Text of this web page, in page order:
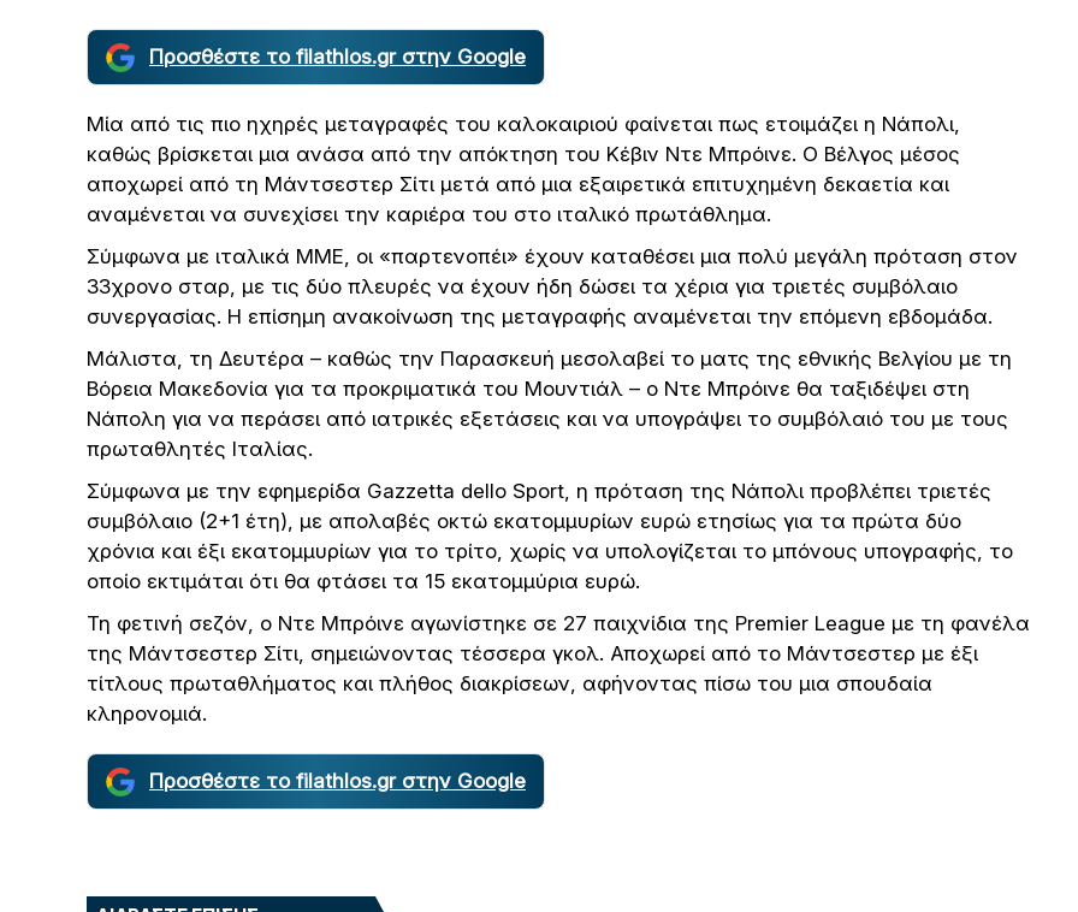
Προσθέστε το filathlos.gr στην Google
Μία από τις πιο ηχηρές μεταγραφές του καλοκαιριού φαίνεται πως ετοιμάζει η Νάπολι,
καθώς βρίσκεται μια ανάσα από την απόκτηση του Κέβιν Ντε Μπρόινε. Ο Βέλγος μέσος
αποχωρεί από τη Μάντσεστερ Σίτι μετά από μια εξαιρετικά επιτυχημένη δεκαετία και
αναμένεται να συνεχίσει την καριέρα του στο ιταλικό πρωτάθλημα.
Σύμφωνα με ιταλικά ΜΜΕ, οι «παρτενοπέι» έχουν καταθέσει μια πολύ μεγάλη πρόταση στον
33χρονο σταρ, με τις δύο πλευρές να έχουν ήδη δώσει τα χέρια για τριετές συμβόλαιο
συνεργασίας. Η επίσημη ανακοίνωση της μεταγραφής αναμένεται την επόμενη εβδομάδα.
Μάλιστα, τη Δευτέρα – καθώς την Παρασκευή μεσολαβεί το ματς της εθνικής Βελγίου με τη
Βόρεια Μακεδονία για τα προκριματικά του Μουντιάλ – ο Ντε Μπρόινε θα ταξιδέψει στη
Νάπολη για να περάσει από ιατρικές εξετάσεις και να υπογράψει το συμβόλαιό του με τους
πρωταθλητές Ιταλίας.
Σύμφωνα με την εφημερίδα Gazzetta dello Sport, η πρόταση της Νάπολι προβλέπει τριετές
συμβόλαιο (2+1 έτη), με απολαβές οκτώ εκατομμυρίων ευρώ ετησίως για τα πρώτα δύο
χρόνια και έξι εκατομμυρίων για το τρίτο, χωρίς να υπολογίζεται το μπόνους υπογραφής, το
οποίο εκτιμάται ότι θα φτάσει τα 15 εκατομμύρια ευρώ.
Τη φετινή σεζόν, ο Ντε Μπρόινε αγωνίστηκε σε 27 παιχνίδια της Premier League με τη φανέλα
της Μάντσεστερ Σίτι, σημειώνοντας τέσσερα γκολ. Αποχωρεί από το Μάντσεστερ με έξι
τίτλους πρωταθλήματος και πλήθος διακρίσεων, αφήνοντας πίσω του μια σπουδαία
κληρονομιά.
Προσθέστε το filathlos.gr στην Google